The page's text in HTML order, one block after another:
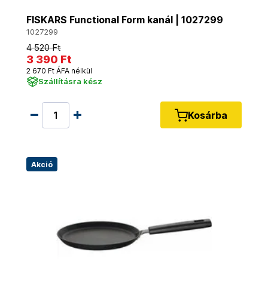
FISKARS Functional Form kanál | 1027299
1027299
4 520 Ft
3 390 Ft
2 670 Ft ÁFA nélkül
Szállításra kész
Kosárba
Akció